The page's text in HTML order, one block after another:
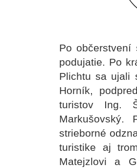
Po občerstvení
podujatie. Po
Plichtu sa ujali
Horník,
turistov Ing.
Markušovský.
strieborné
turistike aj
Matejzlovi a